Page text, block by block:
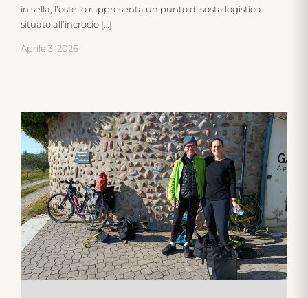
in sella, l’ostello rappresenta un punto di sosta logistico
situato all’incrocio […]
Aprile 3, 2026